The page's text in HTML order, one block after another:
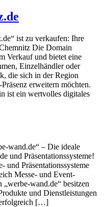
ist zu verkaufen: Ihre
Die Domain
Verkauf und bietet eine
Einzelhändler oder
die sich in der Region
erweitern möchten.
ist ein wertvolles digitales
wand.de“ – Die ideale
und Präsentationssysteme!
und Präsentationssysteme
Messe- und Event-
wand.de“ besitzen
und Dienstleistungen
erfolgreich […]